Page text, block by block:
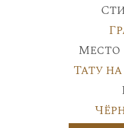
Место
Тату